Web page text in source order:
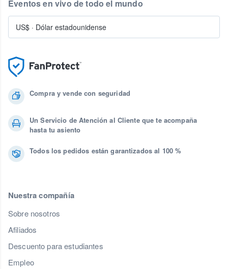
Compra y vende con seguridad
Un Servicio de Atención al Cliente que te acompaña
hasta tu asiento
Todos los pedidos están garantizados al 100 %
Nuestra compañía
Sobre nosotros
Afiliados
Descuento para estudiantes
Empleo
Eventos en vivo de todo el mundo
US$ · Dólar estadounidense